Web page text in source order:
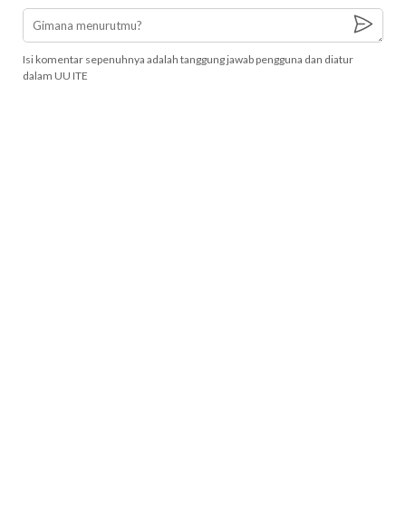
Isi komentar sepenuhnya adalah tanggung jawab pengguna dan diatur
dalam UU ITE